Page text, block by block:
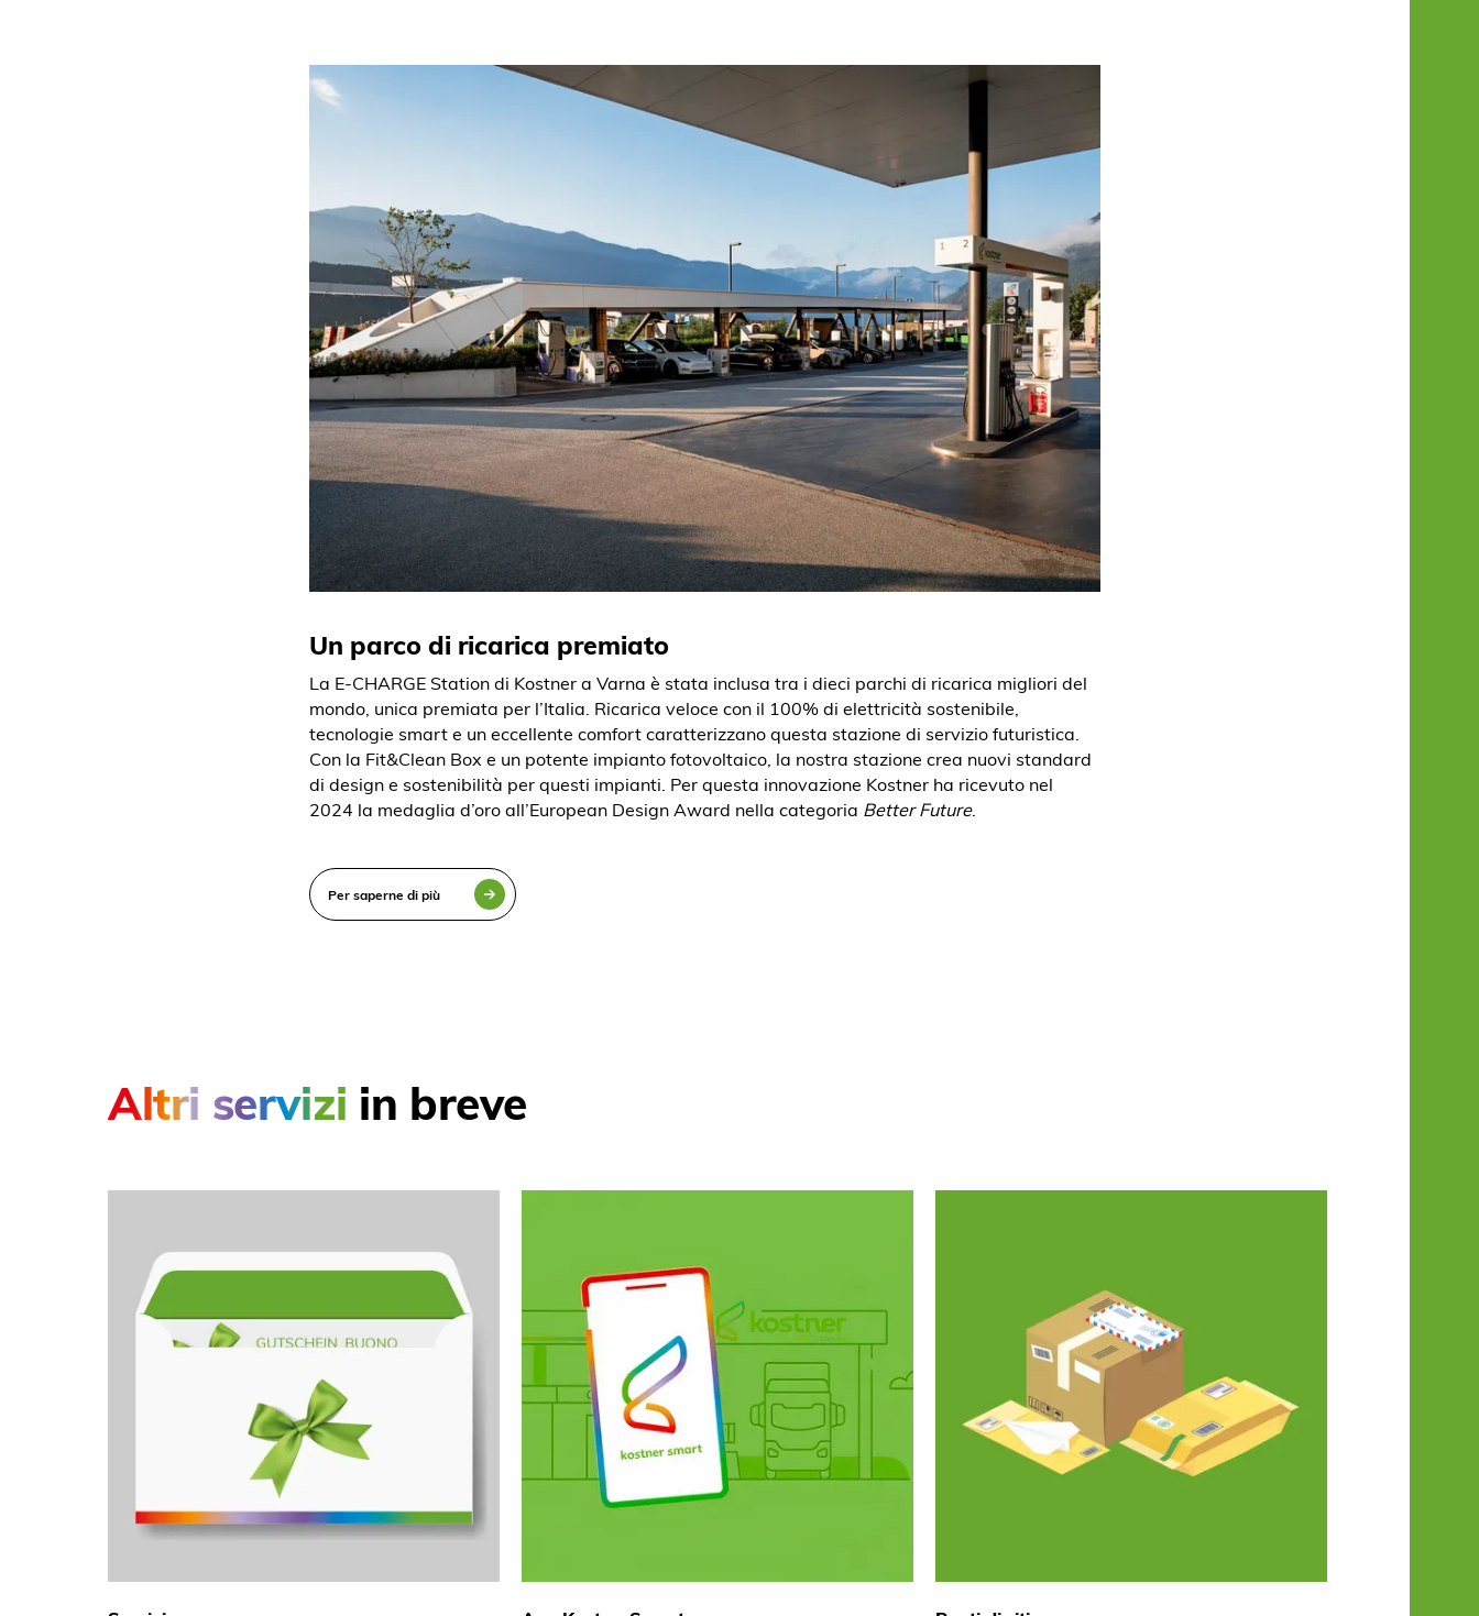
Un parco di ricarica premiato
La E-CHARGE Station di Kostner a Varna è stata inclusa tra i dieci parchi di ricarica migliori del
mondo, unica premiata per l’Italia. Ricarica veloce con il 100% di elettricità sostenibile,
tecnologie smart e un eccellente comfort caratterizzano questa stazione di servizio futuristica.
Con la Fit&Clean Box e un potente impianto fotovoltaico, la nostra stazione crea nuovi standard
di design e sostenibilità per questi impianti. Per questa innovazione Kostner ha ricevuto nel
2024 la medaglia d’oro all’European Design Award nella categoria Better Future.
Per saperne di più
Altri servizi in breve